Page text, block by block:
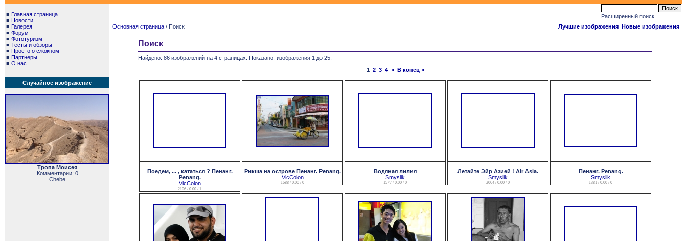
■ Главная страница
■ Новости
■ Галерея
■ Форум
■ Фототуризм
■ Тесты и обзоры
■ Просто о сложном
■ Партнеры
■ О нас
Случайное изображение
Тропа Моисея
Комментарии: 0
Chebe
Расширенный поиск
Основная страница / Поиск Лучшие изображения Новые изображения
Поиск
Найдено: 86 изображений на 4 страницах. Показано: изображения 1 до 25.
1 2 3 4 » В конец »
Поедем, ... , кататься ? Пенанг.
Penang.
VicColon
2106 / 0.00 / 1
Рикша на острове Пенанг. Penang.
VicColon
1688 / 0.00 / 0
Водяная лилия
Smyslik
1577 / 0.00 / 0
Летайте Эйр Азией ! Air Asia.
Smyslik
2064 / 0.00 / 0
Пенанг. Penang.
Smyslik
1381 / 0.00 / 0